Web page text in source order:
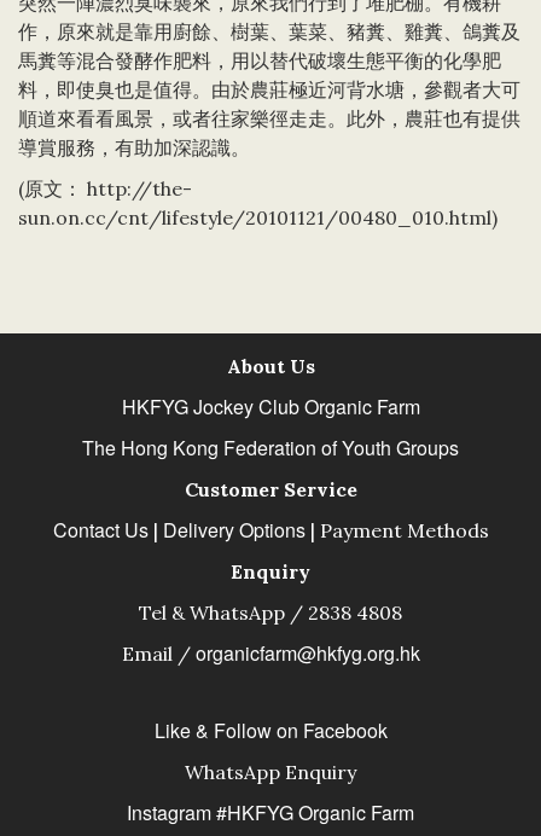
作，原來就是靠用廚餘、樹葉、葉菜、豬糞、雞糞、鴿糞及
馬糞等混合發酵作肥料，用以替代破壞生態平衡的化學肥
料，即使臭也是值得。由於農莊極近河背水塘，參觀者大可
順道來看看風景，或者往家樂徑走走。此外，農莊也有提供
導賞服務，有助加深認識。
(原文： http://the-
sun.on.cc/cnt/lifestyle/20101121/00480_010.html)
About Us
HKFYG Jockey Club Organic Farm
The Hong Kong Federation of Youth Groups
Customer Service
Contact Us| Delivery Options | Payment Methods
Enquiry
Tel & WhatsApp / 2838 4808
Email / organicfarm@hkfyg.org.hk
Like & Follow on Facebook
WhatsApp Enquiry
Instagram #HKFYG Organic Farm